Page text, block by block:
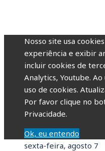
Nosso site usa
experiência e exibir
incluir cookies de
Analytics, Youtube.
uso de cookies.
Por favor clique no
Privacidade.
Ok, eu entendo
sexta-feira, agosto 7